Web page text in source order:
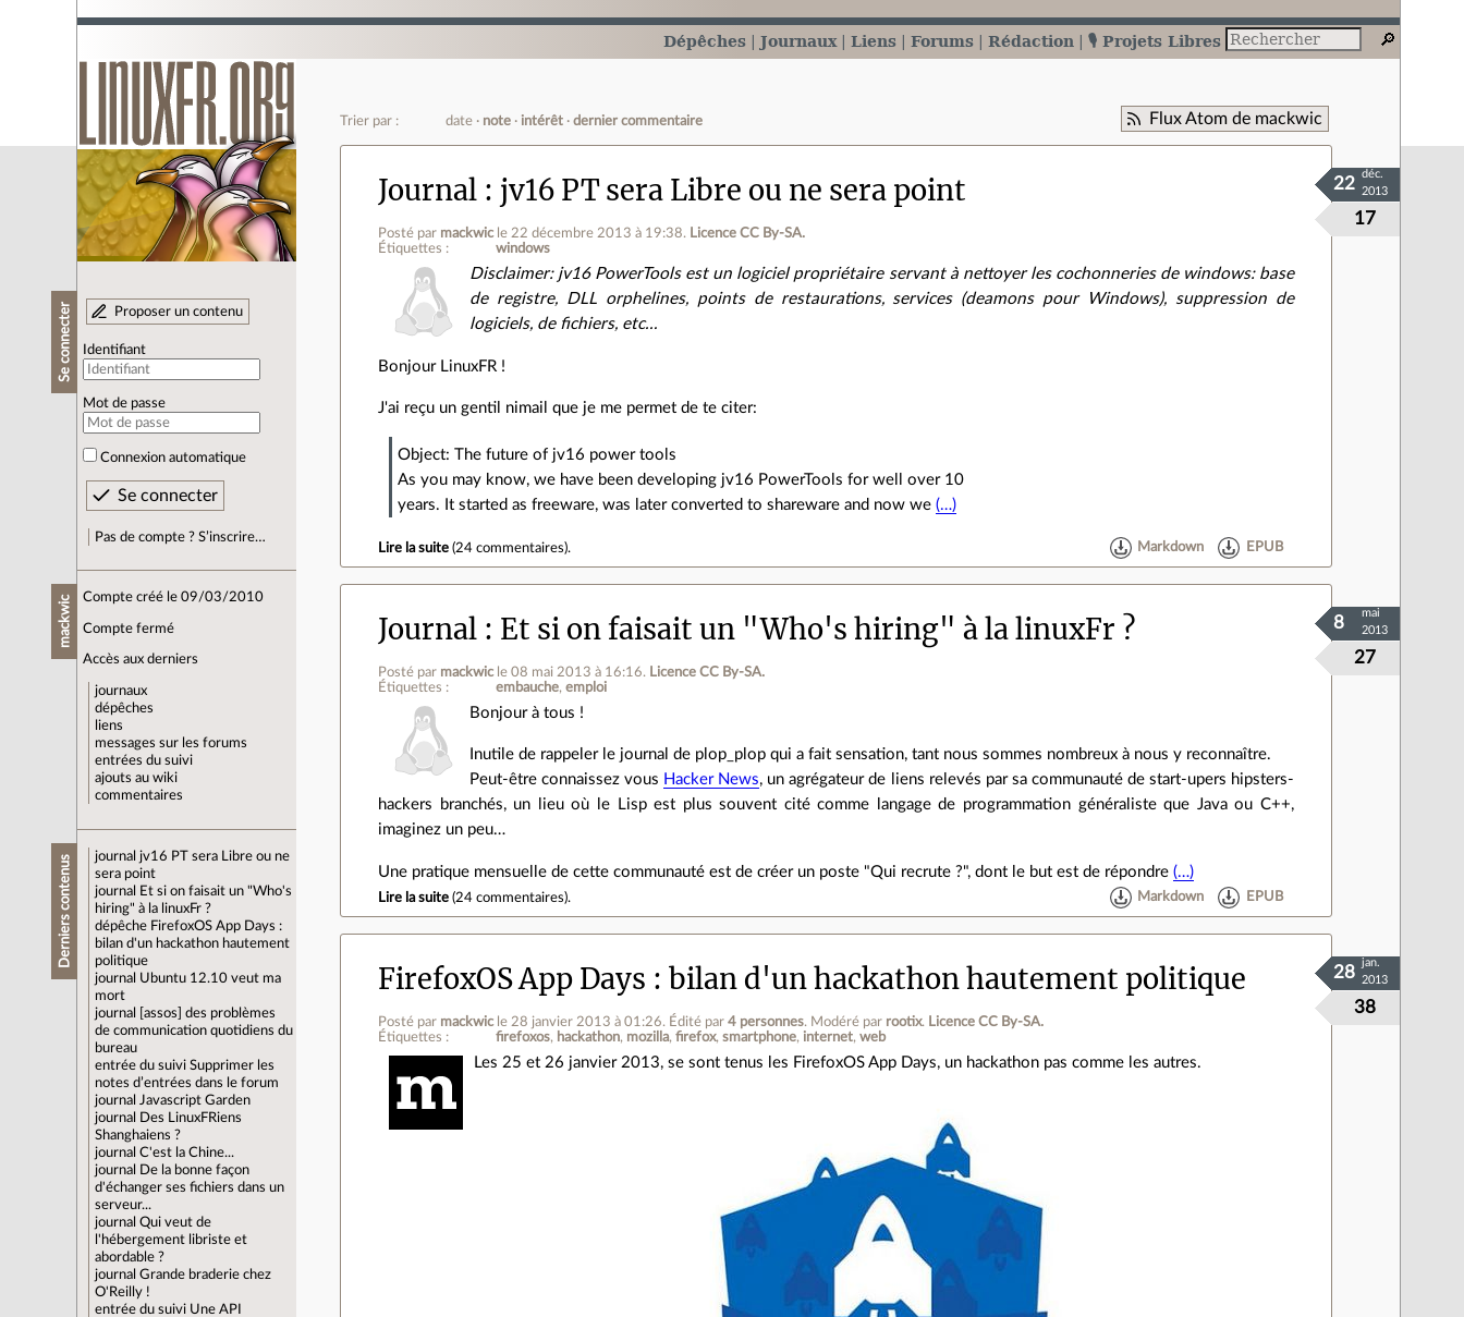
Dépêches Journaux Liens Forums Rédaction 🎙️ Projets Libres
Se connecter Proposer un contenu
Identifiant
Mot de passe
Connexion automatique
Pas de compte ? S’inscrire…
mackwic Compte créé le 09/03/2010
Compte fermé
Accès aux derniers
journaux
dépêches
liens
messages sur les forums
entrées du suivi
ajouts au wiki
commentaires
Derniers contenus journal jv16 PT sera Libre ou ne
sera point
journal
Et si on faisait un "Who's
hiring" à la linuxFr ?
dépêche FirefoxOS App Days :
bilan d'un hackathon hautement
politique
journal Ubuntu 12.10 veut ma
mort
journal
[assos] des problèmes
de communication quotidiens du
bureau
entrée du suivi Supprimer les
notes d’entrées dans le forum
journal
Javascript Garden
journal
Des LinuxFRiens
Shanghaiens ?
journal C'est la Chine...
journal
De la bonne façon
d'échanger ses fichiers dans un
serveur...
journal Qui veut de
l'hébergement libriste et
abordable ?
journal Grande braderie chez
O'Reilly !
entrée du suivi Une API
Flux Atom de mackwic
Trier par : date note intérêt dernier commentaire
Journal jv16 PT sera Libre ou ne sera point
Posté par mackwic le 22 décembre 2013 à 19:38. Licence CC By‑SA.
Étiquettes :
windows
17
22
déc.
2013
Disclaimer: jv16 PowerTools est un logiciel propriétaire servant à nettoyer les cochonneries de windows: base
de registre, DLL orphelines, points de restaurations, services (deamons pour Windows), suppression de
logiciels, de fichiers, etc…
Bonjour LinuxFR !
J'ai reçu un gentil nimail que je me permet de te citer:
Object: The future of jv16 power tools
As you may know, we have been developing jv16 PowerTools for well over 10
years. It started as freeware, was later converted to shareware and now we(…)
Lire la suite (24 commentaires). Markdown EPUB
Journal Et si on faisait un "Who's hiring" à la linuxFr ?
Posté par mackwic le 08 mai 2013 à 16:16. Licence CC By‑SA.
Étiquettes :
embauche emploi
27
8
mai
2013
Bonjour à tous !
Inutile de rappeler le journal de plop_plop qui a fait sensation, tant nous sommes nombreux à nous y reconnaître.
Peut-être connaissez vous Hacker News, un agrégateur de liens relevés par sa communauté de start-upers hipsters-
hackers branchés, un lieu où le Lisp est plus souvent cité comme langage de programmation généraliste que Java ou C++,
imaginez un peu…
Une pratique mensuelle de cette communauté est de créer un poste "Qui recrute ?", dont le but est de répondre(…)
Lire la suite (24 commentaires). Markdown EPUB
FirefoxOS App Days : bilan d'un hackathon hautement politique
Posté par mackwic le 28 janvier 2013 à 01:26. Édité par4 personnes. Modéré par rootix. Licence CC By‑SA.
Étiquettes :
firefoxos hackathon mozilla firefox smartphone internet web
38
28
jan.
2013
Les 25 et 26 janvier 2013, se sont tenus les FirefoxOS App Days, un hackathon pas comme les autres.